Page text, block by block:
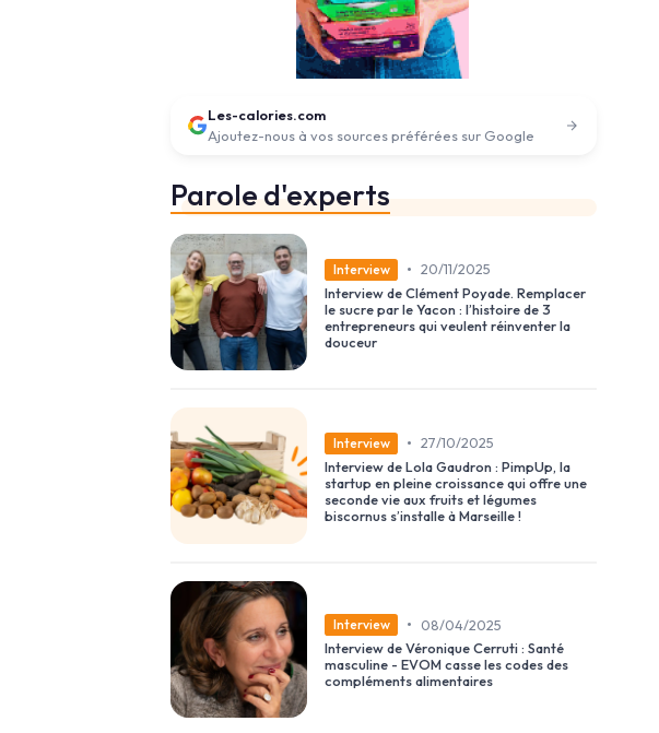
Les-calories.com
Ajoutez-nous à vos sources préférées sur Google
Parole d'experts
Interview • 20/11/2025
Interview de Clément Poyade. Remplacer
le sucre par le Yacon : l’histoire de 3
entrepreneurs qui veulent réinventer la
douceur
Interview • 27/10/2025
Interview de Lola Gaudron : PimpUp, la
startup en pleine croissance qui offre une
seconde vie aux fruits et légumes
biscornus s’installe à Marseille !
Interview •
08/04/2025
Interview de Véronique Cerruti : Santé
masculine - EVOM casse les codes des
compléments alimentaires